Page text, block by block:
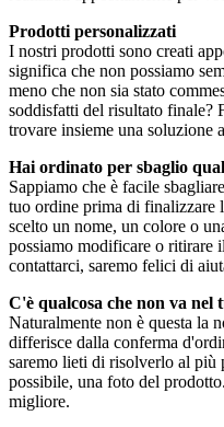
Prodotti personalizzati
I nostri prodotti sono creati
significa che non possiamo
meno che non sia stato
soddisfatti del risultato finale?
trovare insieme una soluzione
Hai ordinato per sbaglio
Sappiamo che è facile
tuo ordine prima di finalizzare
scelto un nome, un colore o
possiamo modificare o ritirare
contattarci, saremo felici di
C'è qualcosa che non va nel
Naturalmente non è questa la
differisce dalla conferma
saremo lieti di risolverlo al più
possibile, una foto del
migliore.